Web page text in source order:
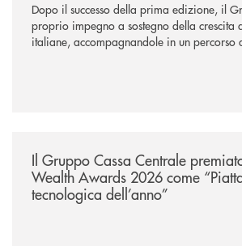
Dopo il successo della prima edizione, il
proprio impegno a sostegno della crescita
italiane, accompagnandole in un percorso
Il Gruppo Cassa Centrale
Wealth Awards 2026 come
tecnologica dell’anno”